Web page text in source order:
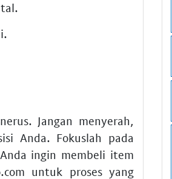
Jangan menyerah,
Anda. Fokuslah pada
ingin membeli item
untuk proses yang